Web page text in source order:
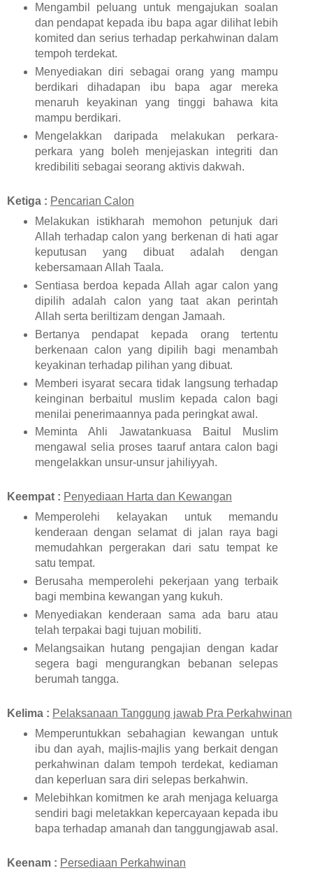
Mengambil peluang untuk mengajukan soalan
dan pendapat kepada ibu bapa agar dilihat lebih
komited dan serius terhadap perkahwinan dalam
tempoh terdekat.
Menyediakan diri sebagai orang yang mampu
berdikari dihadapan ibu bapa agar mereka
menaruh keyakinan yang tinggi bahawa kita
mampu berdikari.
Mengelakkan daripada melakukan perkara-
perkara yang boleh menjejaskan integriti dan
kredibiliti sebagai seorang aktivis dakwah.
Ketiga : Pencarian Calon
Melakukan istikharah memohon petunjuk dari
Allah terhadap calon yang berkenan di hati agar
keputusan yang dibuat adalah dengan
kebersamaan Allah Taala.
Sentiasa berdoa kepada Allah agar calon yang
dipilih adalah calon yang taat akan perintah
Allah serta beriltizam dengan Jamaah.
Bertanya pendapat kepada orang tertentu
berkenaan calon yang dipilih bagi menambah
keyakinan terhadap pilihan yang dibuat.
Memberi isyarat secara tidak langsung terhadap
keinginan berbaitul muslim kepada calon bagi
menilai penerimaannya pada peringkat awal.
Meminta Ahli Jawatankuasa Baitul Muslim
mengawal selia proses taaruf antara calon bagi
mengelakkan unsur-unsur jahiliyyah.
Keempat : Penyediaan Harta dan Kewangan
Memperolehi kelayakan untuk memandu
kenderaan dengan selamat di jalan raya bagi
memudahkan pergerakan dari satu tempat ke
satu tempat.
Berusaha memperolehi pekerjaan yang terbaik
bagi membina kewangan yang kukuh.
Menyediakan kenderaan sama ada baru atau
telah terpakai bagi tujuan mobiliti.
Melangsaikan hutang pengajian dengan kadar
segera bagi mengurangkan bebanan selepas
berumah tangga.
Kelima : Pelaksanaan Tanggung jawab Pra Perkahwinan
Memperuntukkan sebahagian kewangan untuk
ibu dan ayah, majlis-majlis yang berkait dengan
perkahwinan dalam tempoh terdekat, kediaman
dan keperluan sara diri selepas berkahwin.
Melebihkan komitmen ke arah menjaga keluarga
sendiri bagi meletakkan kepercayaan kepada ibu
bapa terhadap amanah dan tanggungjawab asal.
Keenam : Persediaan Perkahwinan